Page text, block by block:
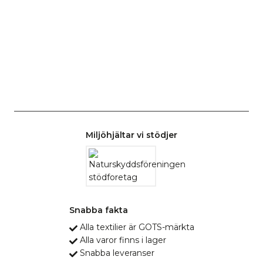
Miljöhjältar vi stödjer
Snabba fakta
Alla textilier är GOTS-märkta
Alla varor finns i lager
Snabba leveranser